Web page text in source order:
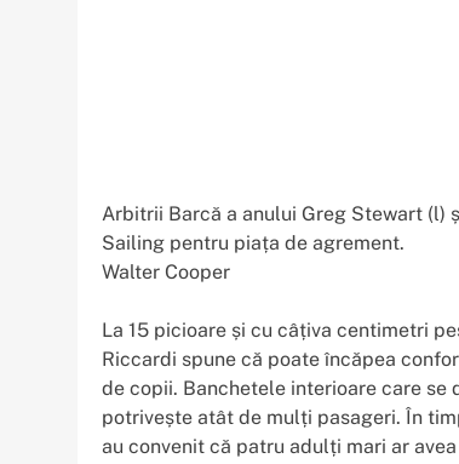
Arbitrii Barcă a anului Greg Stewart (l)
Sailing pentru piața de agrement.
Walter Cooper
La 15 picioare și cu câțiva centimetri
Riccardi spune că poate încăpea
de copii. Banchetele interioare care se
potrivește atât de mulți pasageri. În
au convenit că patru adulți mari ar